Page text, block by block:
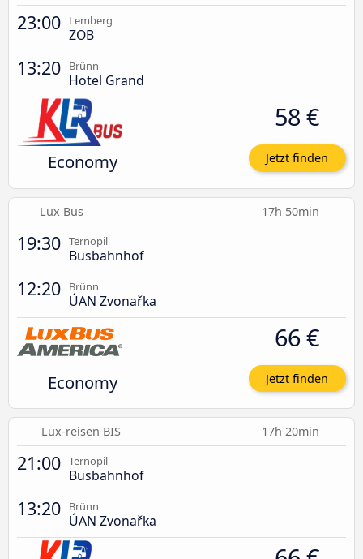
23:00 Lemberg
ZOB
13:20 Brünn
Hotel Grand
Economy
58 €
Jetzt finden
Lux Bus 17h 50min
19:30 Ternopil
Busbahnhof
12:20 Brünn
ÚAN Zvonařka
Economy
66 €
Jetzt finden
Lux-reisen BIS 17h 20min
21:00 Ternopil
Busbahnhof
13:20 Brünn
ÚAN Zvonařka